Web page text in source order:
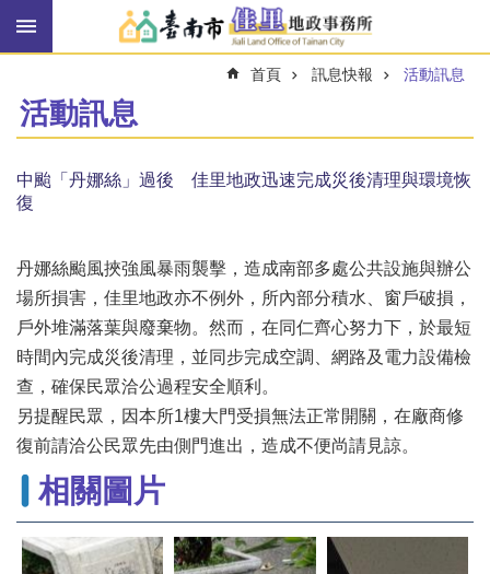
跳到主要內容區塊
搜
搜
尋
訊
報
機
關
簡
介
線
上
申
與
查
詢
首頁 訊息快報 活動訊息
活動訊息
中颱「丹娜絲」過後 佳里地政迅速完成災後清理與環境恢
復
丹娜絲颱風挾強風暴雨襲擊，造成南部多處公共設施與辦公
場所損害，佳里地政亦不例外，所內部分積水、窗戶破損，
戶外堆滿落葉與廢棄物。然而，在同仁齊心努力下，於最短
時間內完成災後清理，並同步完成空調、網路及電力設備檢
查，確保民眾洽公過程安全順利。
另提醒民眾，因本所1樓大門受損無法正常開關，在廠商修
復前請洽公民眾先由側門進出，造成不便尚請見諒。
相關圖片